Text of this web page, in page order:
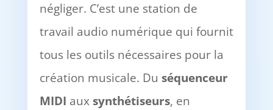
négliger. C’est une station de
travail audio numérique qui fournit
tous les outils nécessaires pour la
création musicale. Du séquenceur
MIDI aux synthétiseurs, en